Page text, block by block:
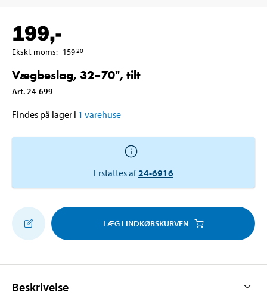
199,-
Ekskl. moms: 15920
Vægbeslag, 32–70", tilt
Art. 24-699
Findes på lager i 1 varehuse
Erstattes af24-6916
LÆG I INDKØBSKURVEN
Beskrivelse